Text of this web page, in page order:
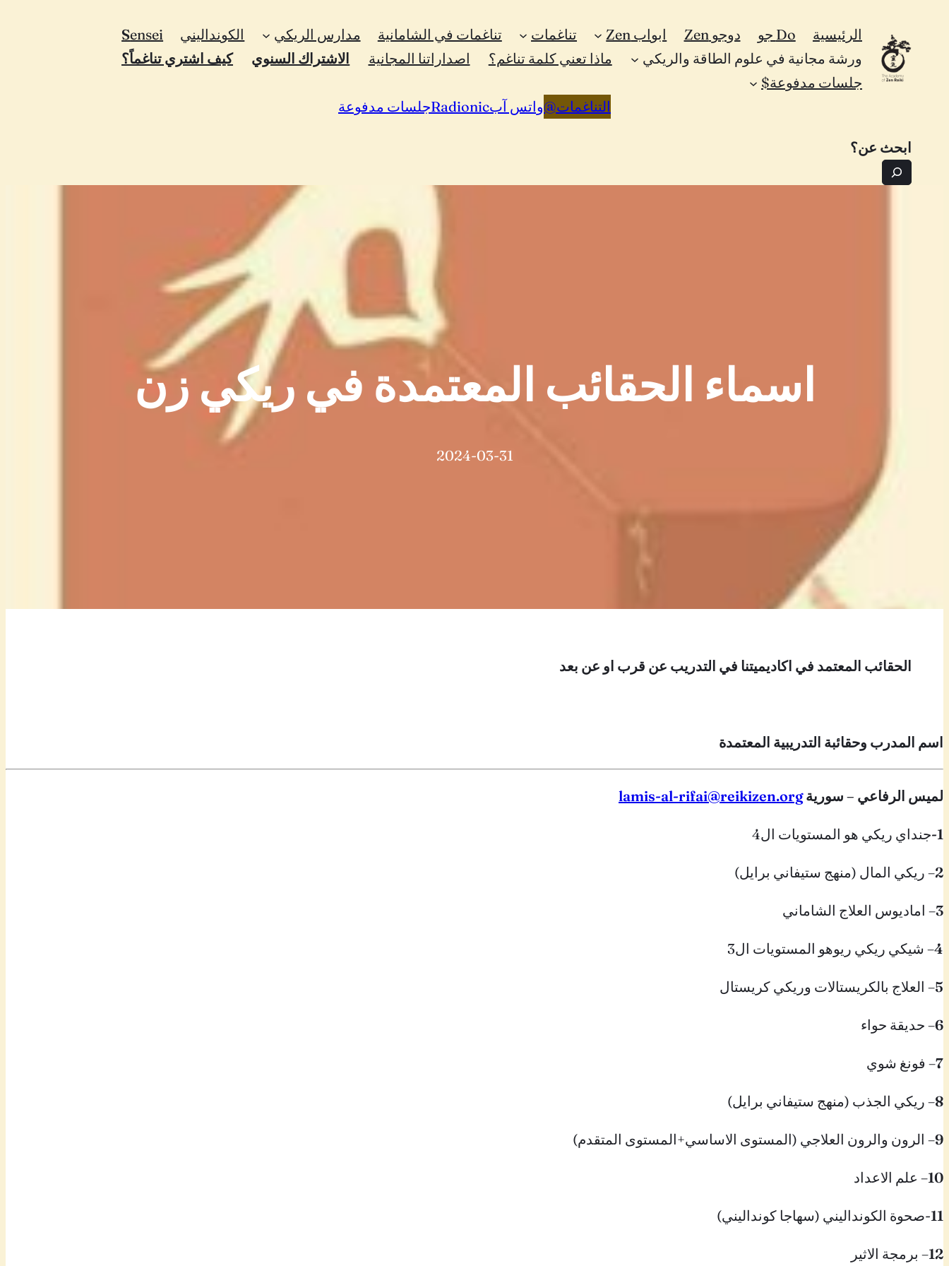
المحتوى
الرئيسية Do جو دوجو Zen ابواب Zen تناغمات تناغمات في الشامانية مدارس الريكي الكونداليني Sensei
ورشة مجانية في علوم الطاقة والريكي
ماذا تعني كلمة تناغم؟ اصداراتنا المجانية الاشتراك السنوي
كيف اشتري تناغماً؟
جلسات مدفوعة$
التناغمات@واتس آبRadionicجلسات مدفوعة
ابحث عن؟
اسماء الحقائب المعتمدة في ريكي زن
2024-03-31
الحقائب المعتمد في اكاديميتنا في التدريب عن قرب او عن بعد
اسم المدرب وحقائبة التدريبية المعتمدة
لميس الرفاعي – سوريةlamis-al-rifai@reikizen.org
1- جنداي ريكي هو المستويات ال4
2– ريكي المال (منهج ستيفاني برايل)
3– اماديوس العلاج الشاماني
4– شيكي ريكي ريوهو المستويات ال3
5– العلاج بالكريستالات وريكي كريستال
6– حديقة حواء
7– فونغ شوي
8– ريكي الجذب (منهج ستيفاني برايل)
9– الرون والرون العلاجي (المستوى الاساسي+المستوى المتقدم)
10– علم الاعداد
11-صحوة الكونداليني (سهاجا كونداليني)
12– برمجة الاثير